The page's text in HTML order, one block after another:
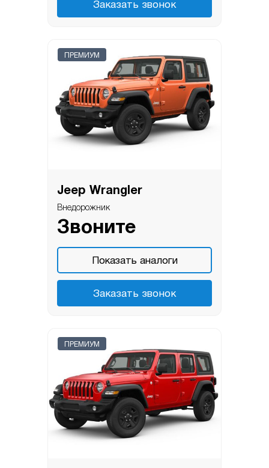
Заказать звонок
ПРЕМИУМ
Jeep Wrangler
Внедорожник
Звоните
Показать аналоги
Заказать звонок
ПРЕМИУМ